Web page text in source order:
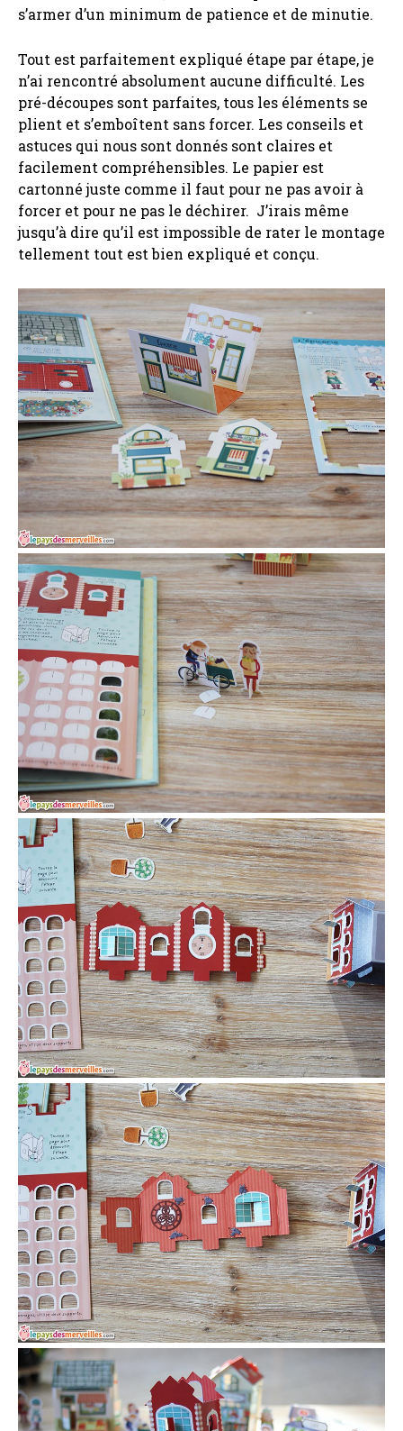
s’armer d’un minimum de patience et de minutie.
Tout est parfaitement expliqué étape par étape, je
n’ai rencontré absolument aucune difficulté. Les
pré-découpes sont parfaites, tous les éléments se
plient et s’emboîtent sans forcer. Les conseils et
astuces qui nous sont donnés sont claires et
facilement compréhensibles. Le papier est
cartonné juste comme il faut pour ne pas avoir à
forcer et pour ne pas le déchirer. J’irais même
jusqu’à dire qu’il est impossible de rater le montage
tellement tout est bien expliqué et conçu.